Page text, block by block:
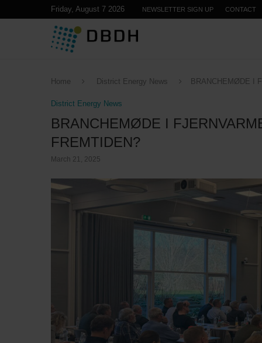
Friday, August 7 2026 NEWSLETTER SIGN UP CONTACT
Home District Energy News BRANCHEMØDE I
District Energy News
BRANCHEMØDE I
FREMTIDEN?
March 21, 2025